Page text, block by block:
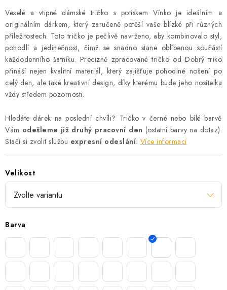
Veselé a vtipné dámské tričko s potiskem Vínko je ideálním a
originálním dárkem, který zaručeně potěší vaše blízké při různých
příležitostech. Toto tričko je pečlivě navrženo, aby kombinovalo styl,
pohodlí a jedinečnost, čímž se snadno stane oblíbenou součástí
každodenního šatníku. Precizně zpracované tričko od Dobrý triko
přináší nejen kvalitní materiál, který zajišťuje pohodlné nošení po
celý den, ale také kreativní design, díky kterému bude jeho nositelka
vždy středem pozornosti.
Hledáte dárek na poslední chvíli? Tričko v černé nebo bílé barvě
Vám odešleme již druhý pracovní den (ostatní barvy na dotaz).
Stačí si zvolit službu expresní odeslání. Více informací
Velikost
Barva